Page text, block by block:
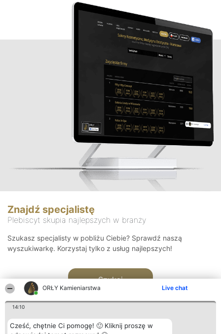
ORŁY Kamieniarstwa Live chat
14:10
Cześć, chętnie Ci pomogę! 🙂 Kliknij proszę w
Znajdź specjalistę
Plebiscyt skupia najlepszych w branży
Szukasz specjalisty w pobliżu Ciebie? Sprawdź naszą
wyszukiwarkę. Korzystaj tylko z usług najlepszych!
Szukaj